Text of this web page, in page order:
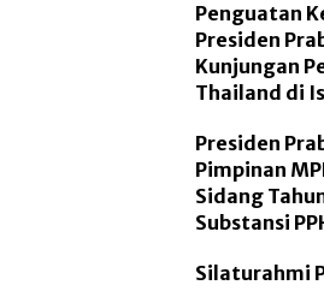
Penguatan
Presiden
Kunjungan
Thailand di
Presiden
Pimpinan
Sidang
Substansi
Silaturahmi